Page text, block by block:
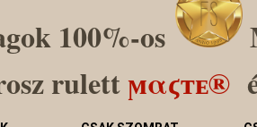
100%-os
rulettϻαϛтᴇ®